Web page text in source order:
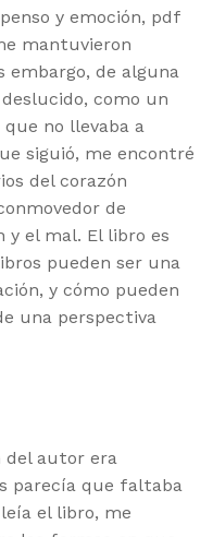
y emoción, pdf
mantuvieron
embargo, de alguna
como un
no llevaba a
siguió, me encontré
del corazón
de
y el mal. El libro es
pueden ser una
y cómo pueden
una perspectiva
del autor era
parecía que faltaba
el libro, me